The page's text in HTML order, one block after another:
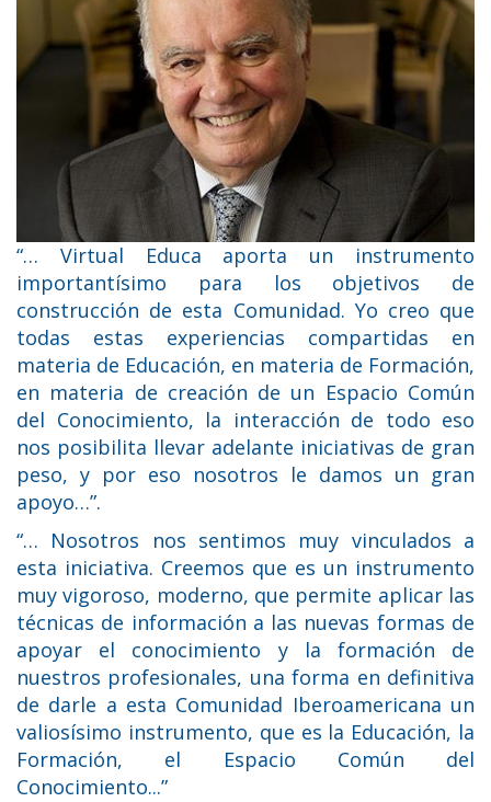
“… Virtual Educa aporta un instrumento
importantísimo para los objetivos de
construcción de esta Comunidad. Yo creo que
todas estas experiencias compartidas en
materia de Educación, en materia de Formación,
en materia de creación de un Espacio Común
del Conocimiento, la interacción de todo eso
nos posibilita llevar adelante iniciativas de gran
peso, y por eso nosotros le damos un gran
apoyo…”.
“… Nosotros nos sentimos muy vinculados a
esta iniciativa. Creemos que es un instrumento
muy vigoroso, moderno, que permite aplicar las
técnicas de información a las nuevas formas de
apoyar el conocimiento y la formación de
nuestros profesionales, una forma en definitiva
de darle a esta Comunidad Iberoamericana un
valiosísimo instrumento, que es la Educación, la
Formación, el Espacio Común del
Conocimiento...”